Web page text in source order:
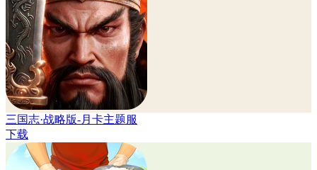
三国志·战略版-月卡主题服
下载